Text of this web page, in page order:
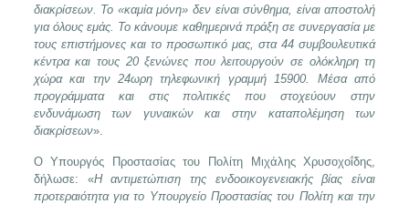
διακρίσεων. Το «καμία μόνη» δεν είναι σύνθημα, είναι αποστολή
για όλους εμάς. Το κάνουμε καθημερινά πράξη σε συνεργασία με
τους επιστήμονες και το προσωπικό μας, στα 44 συμβουλευτικά
κέντρα και τους 20 ξενώνες που λειτουργούν σε ολόκληρη τη
χώρα και την 24ωρη τηλεφωνική γραμμή 15900. Μέσα από
προγράμματα και στις πολιτικές που στοχεύουν στην
ενδυνάμωση των γυναικών και στην καταπολέμηση των
διακρίσεων».
Ο Υπουργός Προστασίας του Πολίτη Μιχάλης Χρυσοχοΐδης,
δήλωσε: «Η αντιμετώπιση της ενδοοικογενειακής βίας είναι
προτεραιότητα για το Υπουργείο Προστασίας του Πολίτη και την